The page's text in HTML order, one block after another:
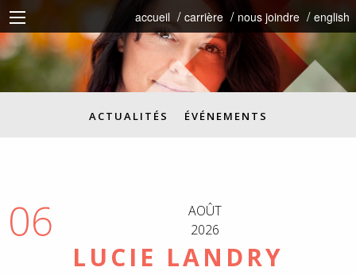
accueil carrière nous joindre english
ACTUALITÉS ÉVÉNEMENTS
06
AOÛT
2026
LUCIE LANDRY